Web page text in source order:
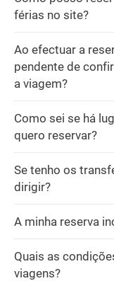
férias no site?
Ao efectuar a
pendente de
a viagem?
Como sei se há
quero reservar?
Se tenho os
dirigir?
A minha reserva
Quais as
viagens?